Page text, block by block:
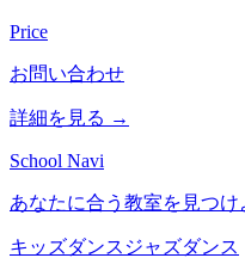
Price
お問い合わせ
詳細を見る →
School Navi
あなたに合う教室を見つけ
キッズダンス ジャズダンス